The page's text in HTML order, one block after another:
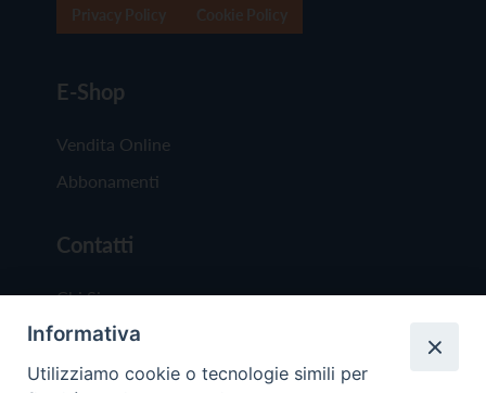
E-Shop
Vendita Online
Abbonamenti
Contatti
Chi Siamo
Redazione
Scrivici
Informativa
Utilizziamo cookie o tecnologie simili per